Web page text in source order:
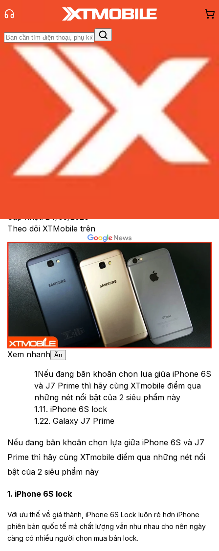
Trang chủ
Tin tức
So Sánh
Đánh Giá - Trên TaySo Sánh Tư vấnKhuyến
Hỏi đáp App - Game Thông báo
hàng - Sự kiện
So sánh iPhone 6S Lock và Galaxy
J7 Prime ở tầm giá 6 triệu
Cập nhật:24/05/2026
Theo dõi XTMobile trên
Xem nhanh Ẩn
1Nếu đang băn khoăn chọn lựa giữa iPhone 6S
và J7 Prime thì hãy cùng XTmobile điểm qua
những nét nổi bật của 2 siêu phẩm này
1.11. iPhone 6S lock
1.22. Galaxy J7 Prime
Nếu đang băn khoăn chọn lựa giữa iPhone 6S và J7
Prime thì hãy cùng XTmobile điểm qua những nét nổi
bật của 2 siêu phẩm này
1. iPhone 6S lock
Với ưu thế về giá thành, iPhone 6S Lock luôn rẻ hơn iPhone
phiên bản quốc tế mà chất lượng vẫn như nhau cho nên ngày
càng có nhiều người chọn mua bản lock.